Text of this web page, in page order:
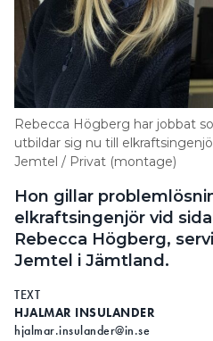
Rebecca Högberg har jobbat
utbildar sig nu till
Jemtel / Privat (montage)
Hon gillar
elkraftsingenjör vid
Rebecca Högberg,
Jemtel i Jämtland.
TEXT
HJALMAR INSULANDER
hjalmar.insulander@in.se